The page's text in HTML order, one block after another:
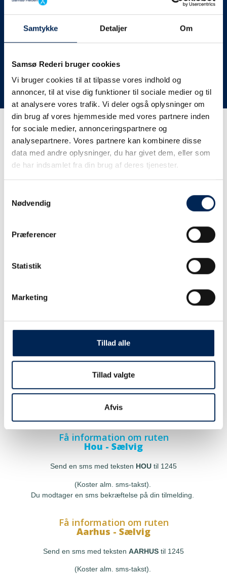
Samtykke Detaljer Om
Samsø Rederi bruger cookies
Vi bruger cookies til at tilpasse vores indhold og
annoncer, til at vise dig funktioner til sociale medier og til
at analysere vores trafik. Vi deler også oplysninger om
din brug af vores hjemmeside med vores partnere inden
for sociale medier, annonceringspartnere og
analysepartnere. Vores partnere kan kombinere disse
data med andre oplysninger, du har givet dem, eller som
de har indsamlet fra din brug af deres tjenester.
Nødvendig
Præferencer
Statistik
Marketing
Tillad alle
Tillad valgte
Afvis
nye afgange, ringe til vognmænd der skal have flyttet
her på siden og ikke ringe eller skrive til os, da vi ikke
har mere at fortælle end I kan læse her.
Vi takker for jeres forståelse.
Få trafikinformation på
sms
tjekke vores hjemmeside eller ringe til os.
Få information om ruten
Hou - Sælvig
Send en sms med teksten HOU til 1245
(Koster alm. sms-takst).
Du modtager en sms bekræftelse på din tilmelding.
Få information om ruten
Aarhus - Sælvig
Send en sms med teksten AARHUS til 1245
(Koster alm. sms-takst).